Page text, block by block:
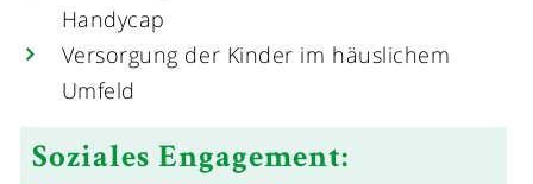
Handycap
Versorgung der Kinder im häuslichem
Umfeld
Soziales Engagement: